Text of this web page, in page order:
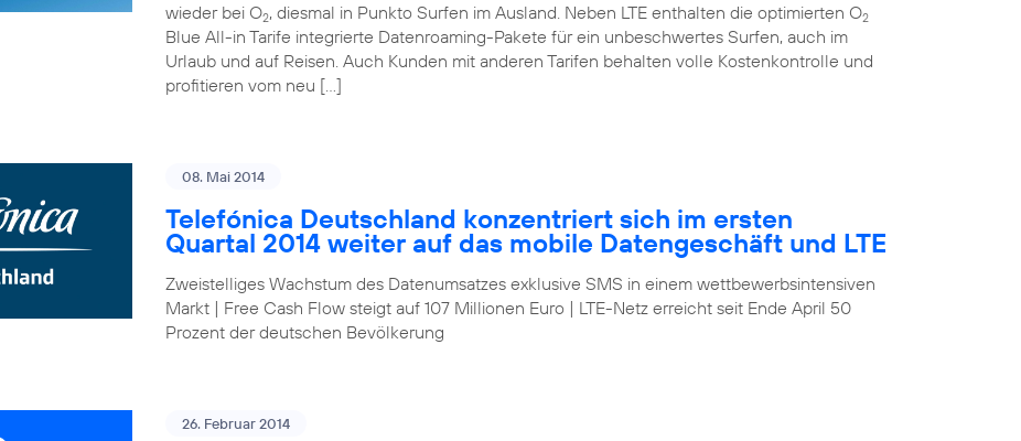
wieder bei O2, diesmal in Punkto Surfen im Ausland. Neben LTE enthalten die optimierten O2
Blue All-in Tarife integrierte Datenroaming-Pakete für ein unbeschwertes Surfen, auch im
Urlaub und auf Reisen. Auch Kunden mit anderen Tarifen behalten volle Kostenkontrolle und
profitieren vom neu […]
08. Mai 2014
Telefónica Deutschland konzentriert sich im ersten
Quartal 2014 weiter auf das mobile Datengeschäft und LTE
Zweistelliges Wachstum des Datenumsatzes exklusive SMS in einem wettbewerbsintensiven
Markt | Free Cash Flow steigt auf 107 Millionen Euro | LTE-Netz erreicht seit Ende April 50
Prozent der deutschen Bevölkerung
26. Februar 2014